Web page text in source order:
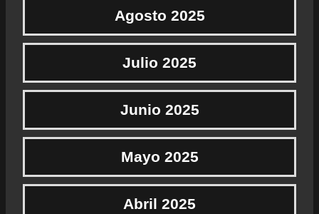
Agosto 2025
Julio 2025
Junio 2025
Mayo 2025
Abril 2025